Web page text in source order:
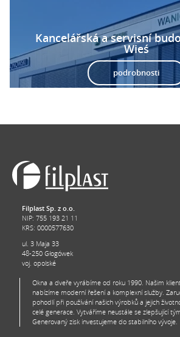
Kancelářská a servisní
Wieś
podrobnosti
Filplast Sp. z o.o.
NIP: 755 193 21 11
KRS: 0000577630
ul. 3 Maja 33
48-250 Głogówek
voj. opolské
Okna a dveře vyrábíme od roku 1990. Našim
nabízíme moderní řešení a komplexní služby.
pohodlí při používání našich výrobků a jejich
celé generace. Vytváříme neustále se zlepšující
Generovaný zisk investujeme do stabilního vývoje.